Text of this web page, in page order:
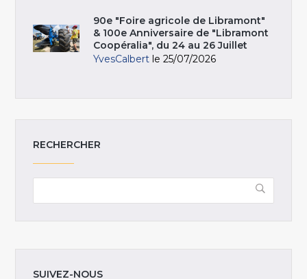
90e "Foire agricole de Libramont"
& 100e Anniversaire de "Libramont
Coopéralia", du 24 au 26 Juillet
YvesCalbert le 25/07/2026
RECHERCHER
SUIVEZ-NOUS